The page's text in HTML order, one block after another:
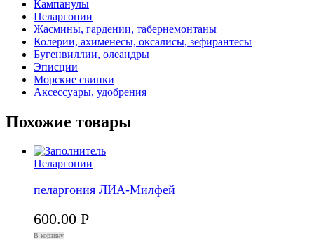
Кампанулы
Пеларгонии
Жасмины, гардении, табернемонтаны
Колерии, ахименесы, оксалисы, зефирантесы
Бугенвиллии, олеандры
Эписции
Морские свинки
Аксессуары, удобрения
Похожие товары
Пеларгонии
пеларгония ЛИА-Милфей
600.00 Р
В корзину